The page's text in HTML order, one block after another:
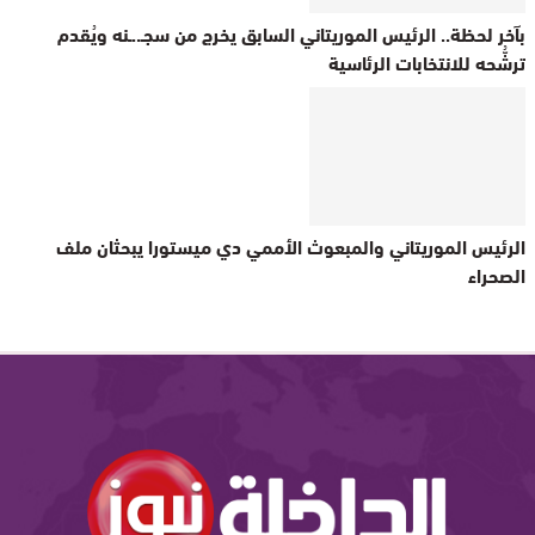
بآخر لحظة.. الرئيس الموريتاني السابق يخرج من سجـ..ـنه ويُقدم
ترشُّحه للانتخابات الرئاسية
الرئيس الموريتاني والمبعوث الأممي دي ميستورا يبحثان ملف
الصحراء